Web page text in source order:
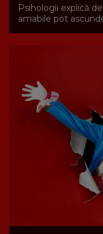
Psihologii explică
amabile pot